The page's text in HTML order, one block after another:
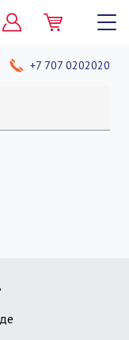
+7 707 0202020